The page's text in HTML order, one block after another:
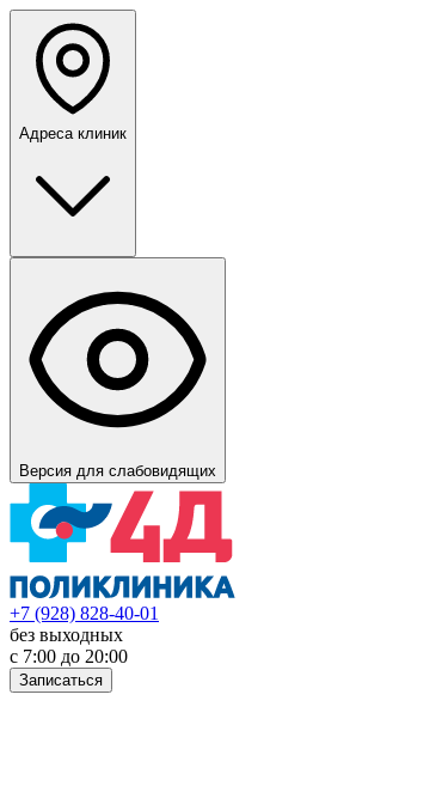
Адреса клиник
Версия для слабовидящих
+7 (928) 828-40-01
без выходных
с 7:00 до 20:00
Записаться